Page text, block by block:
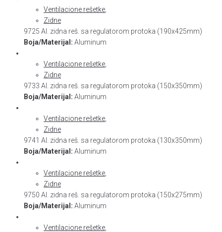
Ventilacione rešetke
Zidne
9725 Al. zidna reš. sa regulatorom protoka (190x425mm)
Boja/Materijal: Aluminum
Ventilacione rešetke
Zidne
9733 Al. zidna reš. sa regulatorom protoka (150x350mm)
Boja/Materijal: Aluminum
Ventilacione rešetke
Zidne
9741 Al. zidna reš. sa regulatorom protoka (130x350mm)
Boja/Materijal: Aluminum
Ventilacione rešetke
Zidne
9750 Al. zidna reš. sa regulatorom protoka (150x275mm)
Boja/Materijal: Aluminum
Ventilacione rešetke